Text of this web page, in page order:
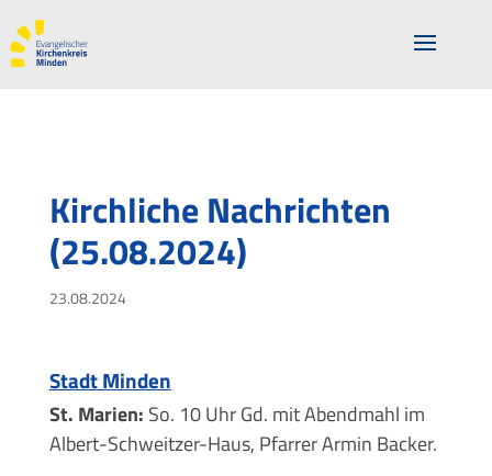
Kirchliche Nachrichten
(25.08.2024)
23.08.2024
Stadt Minden
St. Marien: So. 10 Uhr Gd. mit Abendmahl im
Albert-Schweitzer-Haus, Pfarrer Armin Backer.